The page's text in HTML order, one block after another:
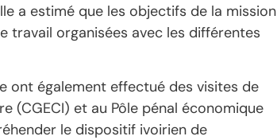
a estimé que les objectifs de la mission
travail organisées avec les différentes
ont également effectué des visites de
(CGECI) et au Pôle pénal économique
le dispositif ivoirien de